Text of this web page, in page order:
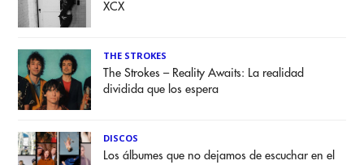
XCX
THE STROKES
The Strokes – Reality Awaits: La realidad
dividida que los espera
DISCOS
Los álbumes que no dejamos de escuchar en el